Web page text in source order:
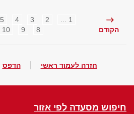
הקודם
1 ...
2
3
4
5
8
9
10
חזרה לעמוד ראשי הדפס
חיפוש מסעדה לפי אזור